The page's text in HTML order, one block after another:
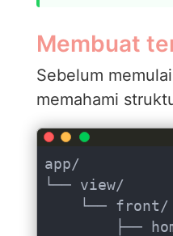
Membuat
Sebelum
memahami
app/
└── view/
    └── front/
├──